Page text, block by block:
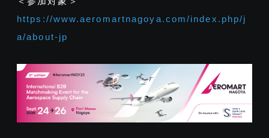
https://www.aeromartnagoya.com/index.php/j
a/about-jp